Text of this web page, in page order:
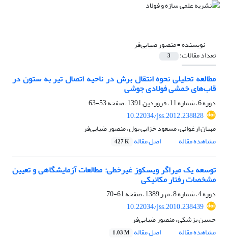
نویسنده =منصور ضیایی‌فر
تعداد مقالات: 3
مطالعه تحلیلی نحوه انتقال برش در ناحیه اتصال تیر به ستون در
قاب‌های خمشی فولادی جوشی
دوره 6، شماره 11، فروردین 1391، صفحه
53-63
10.22034/jss.2012.238828
مهبان ارغوانی، مسعود خزایی پول، منصور ضیایی‌فر
مشاهده مقاله
اصل مقاله 427 K
توسعه‌ یک میراگر ویسکوز غیرخطی: مطالعات آزمایشگاهی و تعیین
مشخصات رفتار مکانیکی
دوره 4، شماره 8، مهر 1389، صفحه
61-70
10.22034/jss.2010.238439
حسین پزشکی، منصور ضیایی‌فر
مشاهده مقاله
اصل مقاله 1.03 M